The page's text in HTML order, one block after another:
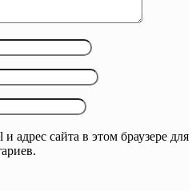
адрес сайта в этом браузере для